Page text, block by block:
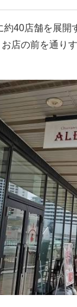
約40店舗を展開
店の前を通り